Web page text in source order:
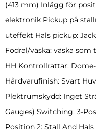
(413 mm) Inlägg för
elektronik Pickup på
uteffekt Hals pickup:
Fodral/väska: väska
HH Kontrollrattar:
Hårdvarufinish: Svart
Plektrumskydd: Inget
Gauges) Switching: 3-
Position 2: Stall And